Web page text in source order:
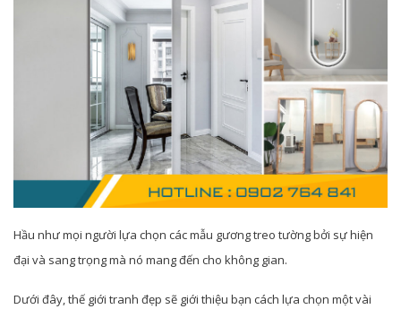
Hầu như mọi người lựa chọn các mẫu gương treo tường bởi sự hiện
đại và sang trọng mà nó mang đến cho không gian.
Dưới đây, thế giới tranh đẹp sẽ giới thiệu bạn cách lựa chọn một vài